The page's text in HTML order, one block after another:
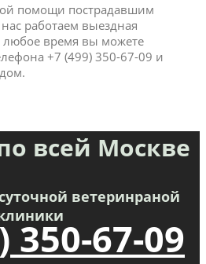
помощи пострадавшим
работаем выездная
любое время вы можете
+7 (499) 350-67-09 и
всей Москве
ветеринраной
350-67-09